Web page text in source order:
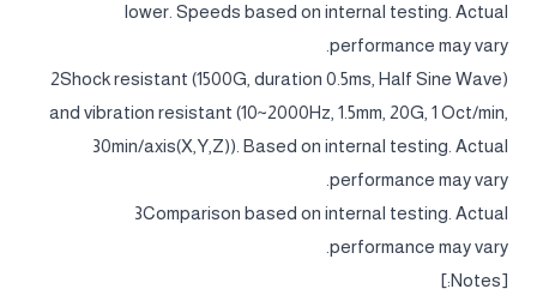
lower. Speeds based on internal testing. Actual
performance may vary.
2Shock resistant (1500G, duration 0.5ms, Half Sine Wave)
and vibration resistant (10~2000Hz, 1.5mm, 20G, 1 Oct/min,
30min/axis(X,Y,Z)). Based on internal testing. Actual
performance may vary.
3Comparison based on internal testing. Actual
performance may vary.
[Notes:]